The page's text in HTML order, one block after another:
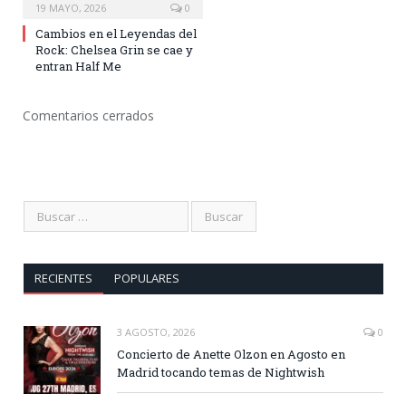
19 MAYO, 2026 0
Cambios en el Leyendas del
Rock: Chelsea Grin se cae y
entran Half Me
Comentarios cerrados
RECIENTES POPULARES
3 AGOSTO, 2026 0
Concierto de Anette Olzon en Agosto en
Madrid tocando temas de Nightwish